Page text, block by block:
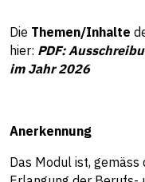
Die Themen/Inhalte
hier: PDF:
im Jahr 2026
Anerkennung
Das Modul ist,